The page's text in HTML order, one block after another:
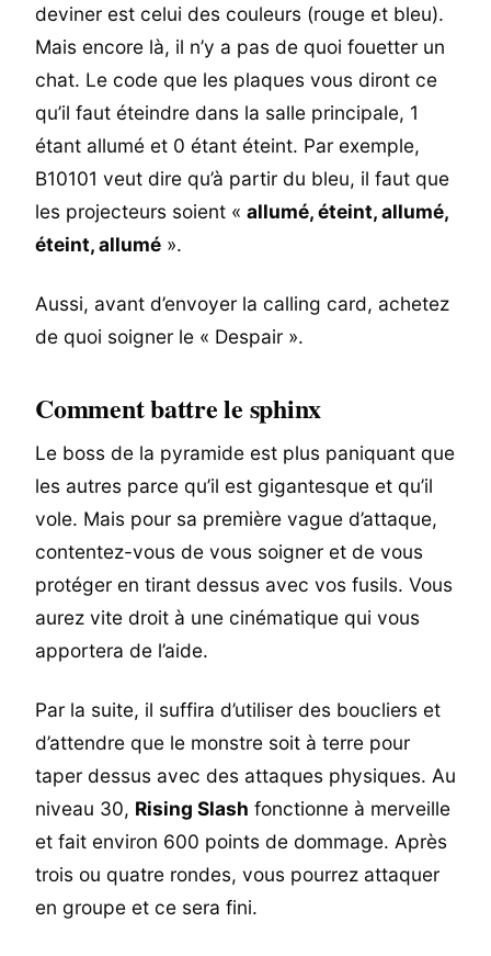
deviner est celui des couleurs (rouge et bleu).
Mais encore là, il n’y a pas de quoi fouetter un
chat. Le code que les plaques vous diront ce
qu’il faut éteindre dans la salle principale, 1
étant allumé et 0 étant éteint. Par exemple,
B10101 veut dire qu’à partir du bleu, il faut que
les projecteurs soient « allumé, éteint, allumé,
éteint, allumé ».
Aussi, avant d’envoyer la calling card, achetez
de quoi soigner le « Despair ».
Comment battre le sphinx
Le boss de la pyramide est plus paniquant que
les autres parce qu’il est gigantesque et qu’il
vole. Mais pour sa première vague d’attaque,
contentez-vous de vous soigner et de vous
protéger en tirant dessus avec vos fusils. Vous
aurez vite droit à une cinématique qui vous
apportera de l’aide.
Par la suite, il suffira d’utiliser des boucliers et
d’attendre que le monstre soit à terre pour
taper dessus avec des attaques physiques. Au
niveau 30, Rising Slash fonctionne à merveille
et fait environ 600 points de dommage. Après
trois ou quatre rondes, vous pourrez attaquer
en groupe et ce sera fini.